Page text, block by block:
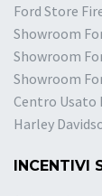
Ford Store
Showroom
Showroom
Showroom
Centro Usato
Harley
INCENTIVI